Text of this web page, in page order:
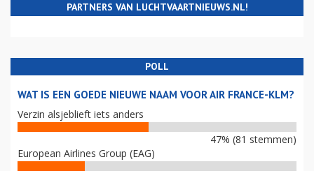
PARTNERS VAN LUCHTVAARTNIEUWS.NL!
POLL
WAT IS EEN GOEDE NIEUWE NAAM VOOR AIR FRANCE-KLM?
Verzin alsjeblieft iets anders
47% (81 stemmen)
European Airlines Group (EAG)